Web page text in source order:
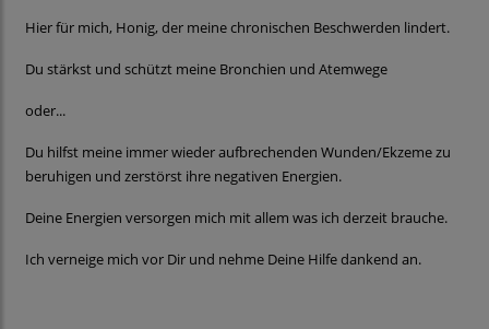
Hier für mich, Honig, der meine chronischen Beschwerden lindert.
Du stärkst und schützt meine Bronchien und Atemwege
oder...
Du hilfst meine immer wieder aufbrechenden Wunden/Ekzeme zu
beruhigen und zerstörst ihre negativen Energien.
Deine Energien versorgen mich mit allem was ich derzeit brauche.
Ich verneige mich vor Dir und nehme Deine Hilfe dankend an.